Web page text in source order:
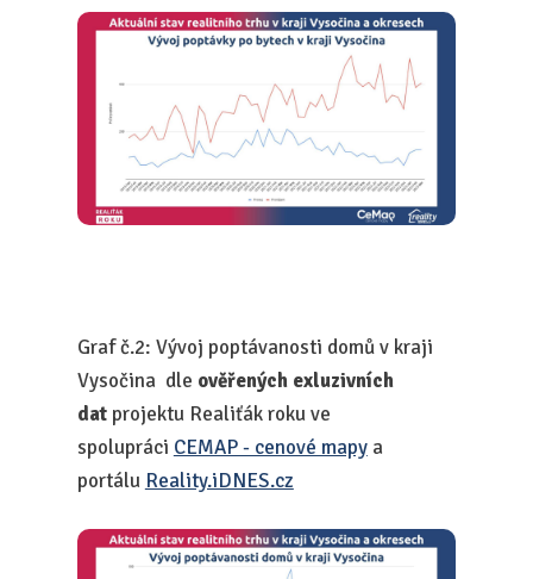
Graf č.2: Vývoj poptávanosti domů v kraji
Vysočina dle ověřených exluzivních
dat projektu Realiťák roku ve
spolupráci CEMAP - cenové mapya
portálu Reality.iDNES.cz